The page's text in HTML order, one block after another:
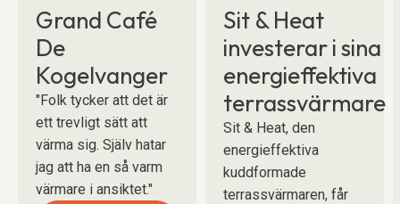
Grand Café
De
Kogelvanger
"Folk tycker att det är
ett trevligt sätt att
värma sig. Själv hatar
jag att ha en så varm
värmare i ansiktet."
Sit & Heat
investerar i sina
energieffektiva
terrassvärmare
Sit & Heat, den
energieffektiva
kuddformade
terrassvärmaren, får